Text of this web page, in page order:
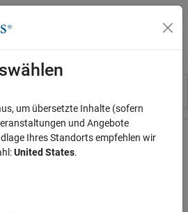
Off-Canvas-
um übersetzte Inhalte (sofern
und Angebote
Ihres Standorts empfehlen wir
United States.